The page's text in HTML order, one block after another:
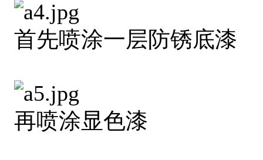
首先喷涂一层防锈底漆
再喷涂显色漆